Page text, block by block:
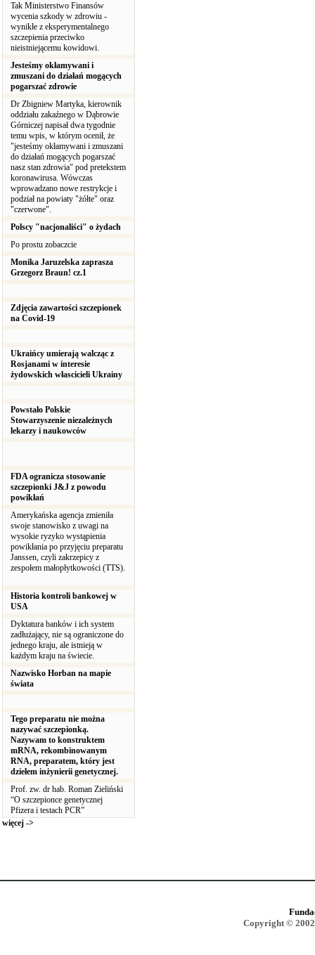
Tak Ministerstwo Finansów
wycenia szkody w zdrowiu -
wynikłe z eksperymentalnego
szczepienia przeciwko
nieistniejącemu kowidowi.
Jesteśmy okłamywani i
zmuszani do działań mogących
pogarszać zdrowie
Dr Zbigniew Martyka, kierownik
oddziału zakaźnego w Dąbrowie
Górniczej napisał dwa tygodnie
temu wpis, w którym ocenił, że
"jesteśmy okłamywani i zmuszani
do działań mogących pogarszać
nasz stan zdrowia" pod pretekstem
koronawirusa. Wówczas
wprowadzano nowe restrykcje i
podział na powiaty "żółte" oraz
"czerwone".
Polscy "nacjonaliści" o żydach
Po prostu zobaczcie
Monika Jaruzelska zaprasza
Grzegorz Braun! cz.1
Zdjęcia zawartości szczepionek
na Covid-19
Ukraińcy umierają walcząc z
Rosjanami w interesie
żydowskich włascicieli Ukrainy
Powstało Polskie
Stowarzyszenie niezależnych
lekarzy i naukowców
FDA ogranicza stosowanie
szczepionki J&J z powodu
powikłań
Amerykańska agencja zmieniła
swoje stanowisko z uwagi na
wysokie ryzyko wystąpienia
powikłania po przyjęciu preparatu
Janssen, czyli zakrzepicy z
zespołem małopłytkowości (TTS).
Historia kontroli bankowej w
USA
Dyktatura banków i ich system
zadłużający, nie są ograniczone do
jednego kraju, ale istnieją w
każdym kraju na świecie.
Nazwisko Horban na mapie
świata
Tego preparatu nie można
nazywać szczepionką.
Nazywam to konstruktem
mRNA, rekombinowanym
RNA, preparatem, który jest
dziełem inżynierii genetycznej.
Prof. zw. dr hab. Roman Zieliński
“O szczepionce genetycznej
Pfizera i testach PCR”
więcej ->
Copyright ©